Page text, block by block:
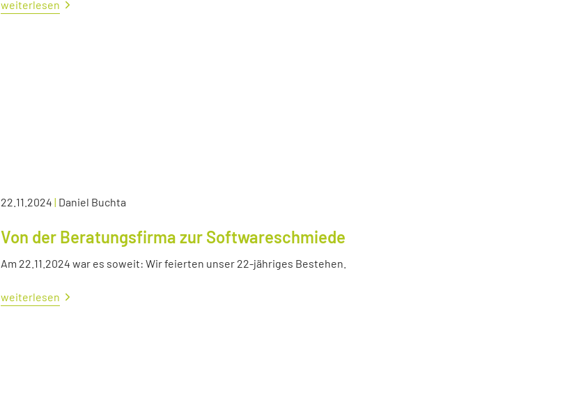
weiterlesen
22.11.2024 | Daniel Buchta
Von der Beratungsfirma zur Softwareschmiede
Am 22.11.2024 war es soweit: Wir feierten unser 22-jähriges Bestehen.
weiterlesen